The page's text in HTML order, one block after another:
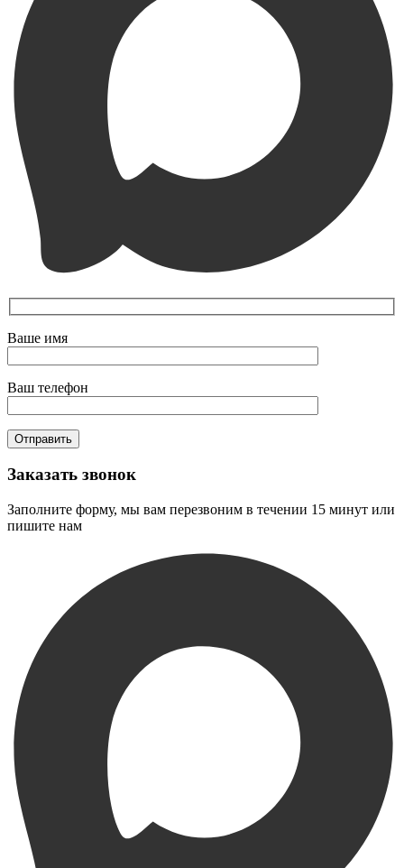
Ваше имя
Ваш телефон
Заказать звонок
Заполните форму, мы вам перезвоним в течении 15 минут или
пишите нам